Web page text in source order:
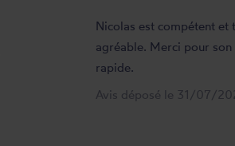
Nicolas est compétent et
agréable. Merci pour
rapide.
Avis déposé le 31/07/